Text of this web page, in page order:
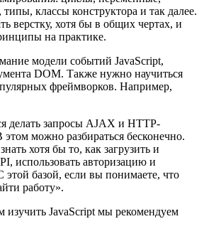
классы конструктора и так далее.
верстку, хотя бы в общих чертах, и
на практике.
модели событий JavaScript,
DOM. Также нужно научиться
фреймворков. Например,
делать запросы AJAX и HTTP-
этом можно разбираться бесконечно.
хотя бы то, как загрузить и
использовать авторизацию и
этой базой, если вы понимаете, что
работу».
JavaScript мы рекомендуем